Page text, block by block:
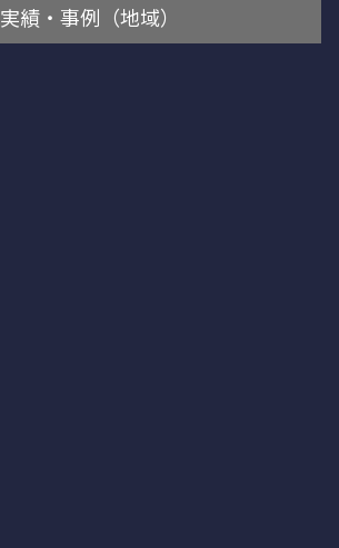
実績・事例（地域）